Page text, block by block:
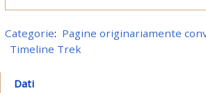
Categorie: Pagine originariamente
Timeline Trek
Dati